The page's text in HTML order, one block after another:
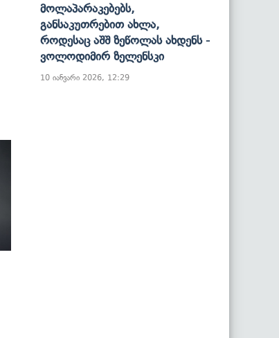
Მოლაპარაკებებს,
Განსაკუთრებით Ახლა,
Როდესაც Აშშ Ზეწოლას Ახდენს -
Ვოლოდიმირ Ზელენსკი
10 იანვარი 2026, 12:29